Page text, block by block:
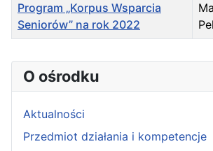
Program „Korpus Wsparcia
Seniorów” na rok 2022
O ośrodku
Aktualności
Przedmiot działania i kompetencje